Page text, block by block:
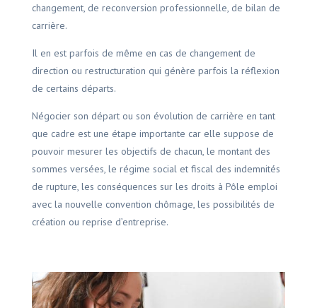
changement, de reconversion professionnelle, de bilan de
carrière.
Il en est parfois de même en cas de changement de
direction ou restructuration qui génère parfois la réflexion
de certains départs.
Négocier son départ ou son évolution de carrière en tant
que cadre est une étape importante car elle suppose de
pouvoir mesurer les objectifs de chacun, le montant des
sommes versées, le régime social et fiscal des indemnités
de rupture, les conséquences sur les droits à Pôle emploi
avec la nouvelle convention chômage, les possibilités de
création ou reprise d’entreprise.